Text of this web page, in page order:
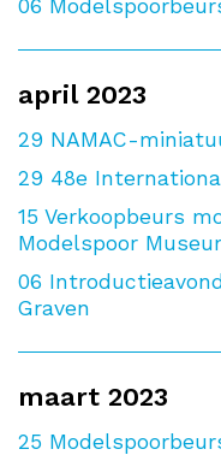
06
april 2023
29 NAMAC-
29 48e
15 Verkoopbeurs
Modelspoor
06
Graven
maart 2023
25